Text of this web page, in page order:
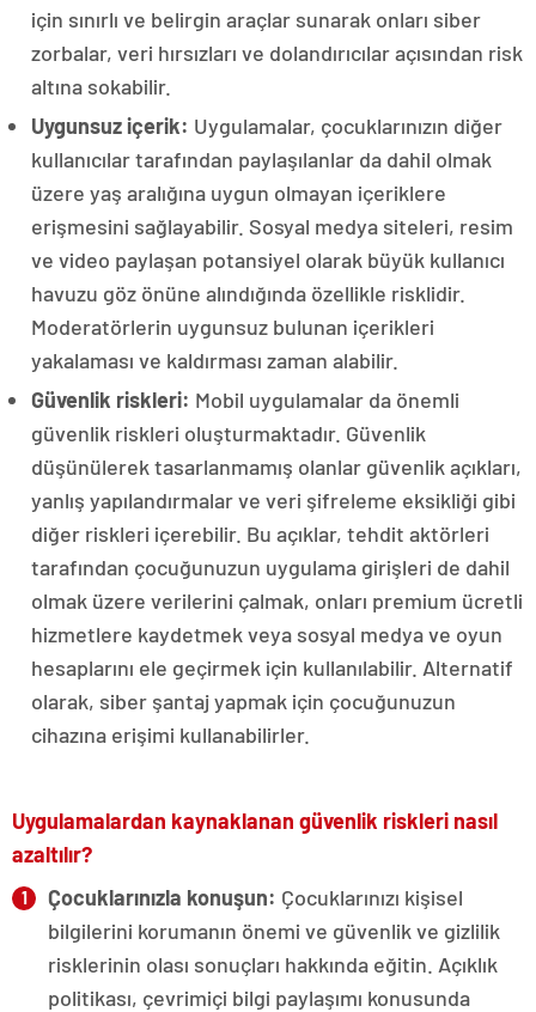
için sınırlı ve belirgin araçlar sunarak onları siber
zorbalar, veri hırsızları ve dolandırıcılar açısından risk
altına sokabilir.
Uygunsuz içerik: Uygulamalar, çocuklarınızın diğer
kullanıcılar tarafından paylaşılanlar da dahil olmak
üzere yaş aralığına uygun olmayan içeriklere
erişmesini sağlayabilir. Sosyal medya siteleri, resim
ve video paylaşan potansiyel olarak büyük kullanıcı
havuzu göz önüne alındığında özellikle risklidir.
Moderatörlerin uygunsuz bulunan içerikleri
yakalaması ve kaldırması zaman alabilir.
Güvenlik riskleri: Mobil uygulamalar da önemli
güvenlik riskleri oluşturmaktadır. Güvenlik
düşünülerek tasarlanmamış olanlar güvenlik açıkları,
yanlış yapılandırmalar ve veri şifreleme eksikliği gibi
diğer riskleri içerebilir. Bu açıklar, tehdit aktörleri
tarafından çocuğunuzun uygulama girişleri de dahil
olmak üzere verilerini çalmak, onları premium ücretli
hizmetlere kaydetmek veya sosyal medya ve oyun
hesaplarını ele geçirmek için kullanılabilir. Alternatif
olarak, siber şantaj yapmak için çocuğunuzun
cihazına erişimi kullanabilirler.
Uygulamalardan kaynaklanan güvenlik riskleri nasıl
azaltılır?
Çocuklarınızla konuşun: Çocuklarınızı kişisel
bilgilerini korumanın önemi ve güvenlik ve gizlilik
risklerinin olası sonuçları hakkında eğitin. Açıklık
politikası, çevrimiçi bilgi paylaşımı konusunda